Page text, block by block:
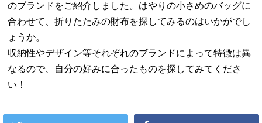
のブランドをご紹介しました。はやりの小さめのバッグに
合わせて、折りたたみの財布を探してみるのはいかがでし
ょうか。
収納性やデザイン等それぞれのブランドによって特徴は異
なるので、自分の好みに合ったものを探してみてくださ
い！